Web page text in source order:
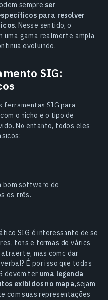
sempre ser
para resolver
. Nesse sentido, o
uma gama realmente ampla
evoluindo.
SIG:
ferramentas SIG para
o nicho e o tipo de
No entanto, todos eles
bom software de
os três.
SIG é interessante de se
tons e formas de vários
mas como dar
É por isso que todos
devem ter uma legenda
exibidos no mapa,sejam
com suas representações